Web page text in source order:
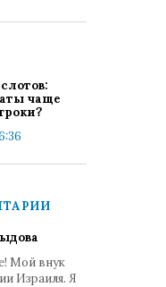
чаще
Мой внук
Израиля. Я